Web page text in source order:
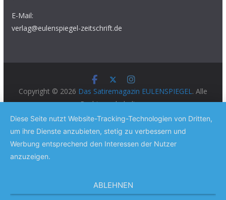
E-Mail:
verlag@eulenspiegel-zeitschrift.de
Copyright © 2026 Das Satiremagazin EULENSPIEGEL. Alle
Rechte vorbehalten.
Theme:ColorMag Provon ThemeGrill. Präsentiert von
WordPress.
Diese Seite nutzt Website-Tracking-Technologien von Dritten,
um ihre Dienste anzubieten, stetig zu verbessern und
Werbung entsprechend den Interessen der Nutzer
anzuzeigen.
ABLEHNEN